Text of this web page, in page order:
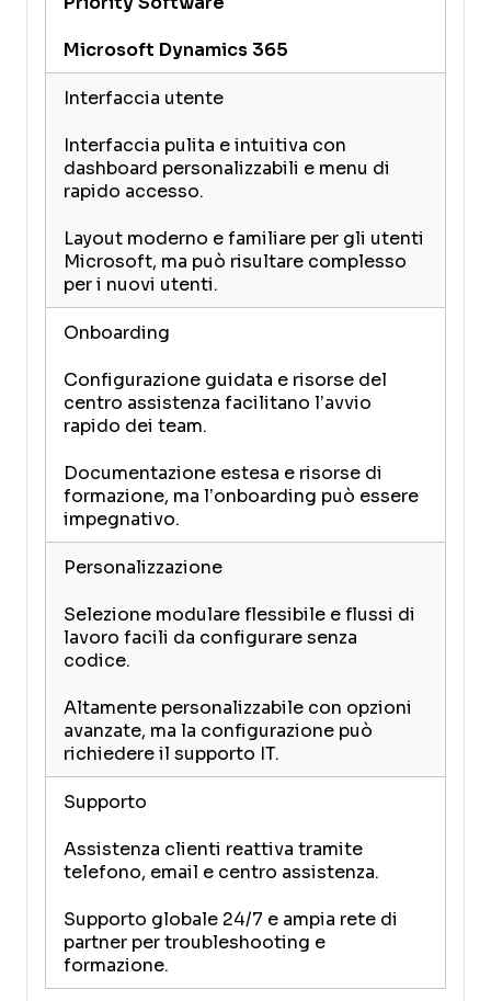
Microsoft Dynamics 365
Interfaccia utente
Interfaccia pulita e intuitiva con
dashboard personalizzabili e menu di
rapido accesso.
Layout moderno e familiare per gli utenti
Microsoft, ma può risultare complesso
per i nuovi utenti.
Onboarding
Configurazione guidata e risorse del
centro assistenza facilitano l’avvio
rapido dei team.
Documentazione estesa e risorse di
formazione, ma l’onboarding può essere
impegnativo.
Personalizzazione
Selezione modulare flessibile e flussi di
lavoro facili da configurare senza
codice.
Altamente personalizzabile con opzioni
avanzate, ma la configurazione può
richiedere il supporto IT.
Supporto
Assistenza clienti reattiva tramite
telefono, email e centro assistenza.
Supporto globale 24/7 e ampia rete di
partner per troubleshooting e
formazione.